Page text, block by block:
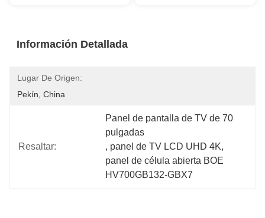
Información Detallada
Lugar De Origen:
Pekín, China
Resaltar:
Panel de pantalla de TV de 70
pulgadas
, panel de TV LCD UHD 4K,
panel de célula abierta BOE
HV700GB132-GBX7